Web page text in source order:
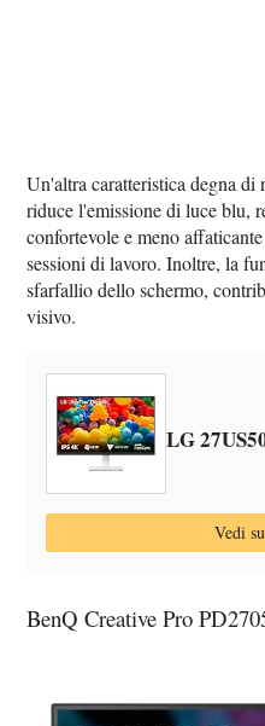
Un'altra caratteristica degna
riduce l'emissione di luce blu,
confortevole e meno
sessioni di lavoro. Inoltre, la
sfarfallio dello schermo,
visivo.
LG
Vedi
BenQ Creative Pro